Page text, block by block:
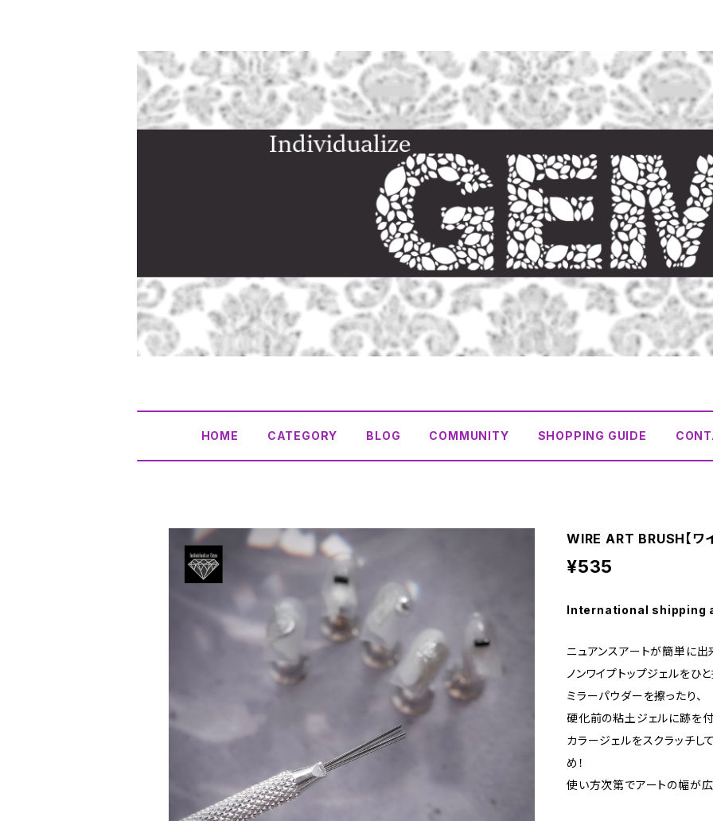
HOME CATEGORY BLOG COMMUNITY SHOPPING GUIDE
WIRE ART BRUSH【ワ
¥535
International shipping
ニュアンスアートが簡単に出
ノンワイプトップジェルをひ
ミラーパウダーを擦ったり、
硬化前の粘土ジェルに跡を付
カラージェルをスクラッチし
め！
使い方次第でアートの幅が